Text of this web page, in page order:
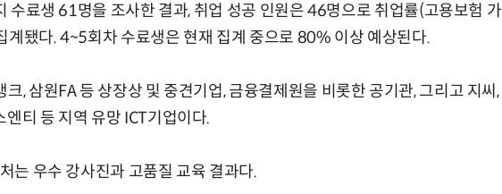
수료생 61명을 조사한 결과, 취업 성공 인원은 46명으로 취업률(고용보험 가
계됐다. 4~5회차 수료생은 현재 집계 중으로 80% 이상 예상된다.
, 삼원FA 등 상장상 및 중견기업, 금융결제원을 비롯한 공기관, 그리고 지씨,
티 등 지역 유망 ICT기업이다.
는 우수 강사진과 고품질 교육 결과다.